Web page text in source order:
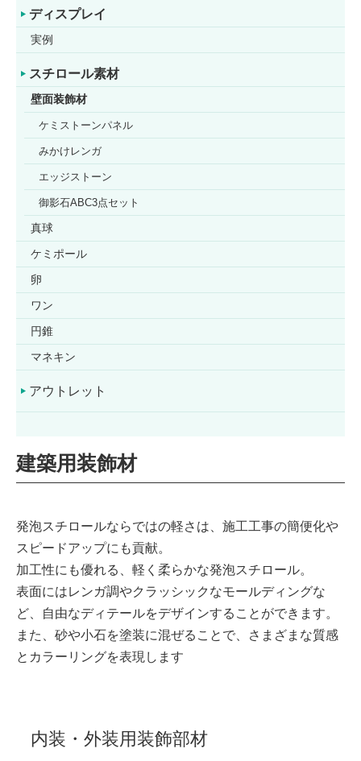
ディスプレイ
実例
スチロール素材
壁面装飾材
ケミストーンパネル
みかけレンガ
エッジストーン
御影石ABC3点セット
真球
ケミポール
卵
ワン
円錐
マネキン
アウトレット
建築用装飾材
発泡スチロールならではの軽さは、施工工事の簡便化や
スピードアップにも貢献。
加工性にも優れる、軽く柔らかな発泡スチロール。
表面にはレンガ調やクラッシックなモールディングな
ど、自由なディテールをデザインすることができます。
また、砂や小石を塗装に混ぜることで、さまざまな質感
とカラーリングを表現します
内装・外装用装飾部材